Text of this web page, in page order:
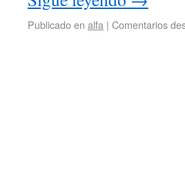
Publicado en alfa | Comentarios